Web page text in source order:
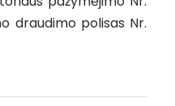
draudimo polisas Nr.